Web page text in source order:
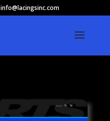
info@lacingsinc.com